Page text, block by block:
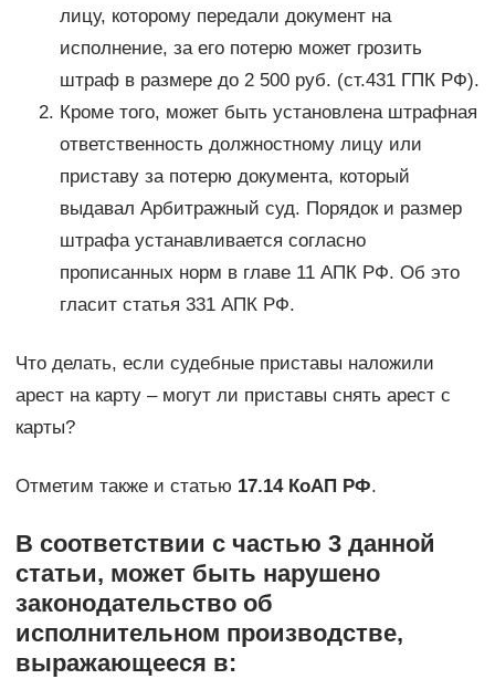
лицу, которому передали документ на
исполнение, за его потерю может грозить
штраф в размере до 2 500 руб. (ст.431 ГПК РФ).
Кроме того, может быть установлена штрафная
ответственность должностному лицу или
приставу за потерю документа, который
выдавал Арбитражный суд. Порядок и размер
штрафа устанавливается согласно
прописанных норм в главе 11 АПК РФ. Об это
гласит статья 331 АПК РФ.
Что делать, если судебные приставы наложили
арест на карту – могут ли приставы снять арест с
карты?
Отметим также и статью 17.14 КоАП РФ.
В соответствии с частью 3 данной
статьи, может быть нарушено
законодательство об
исполнительном производстве,
выражающееся в: